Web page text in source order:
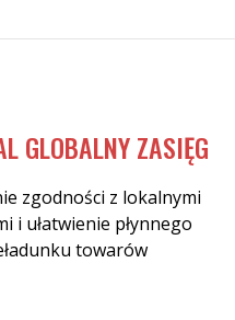
GLOBALNY ZASIĘG
zgodności z lokalnymi
i ułatwienie płynnego
towarów